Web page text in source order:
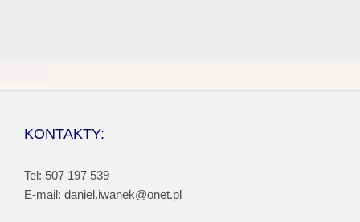
KONTAKTY:
Tel: 507 197 539
E-mail: daniel.iwanek@onet.pl